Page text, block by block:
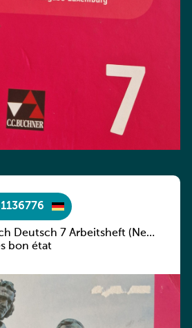
Deutsch 7 Arbeitsheft (Neue
bon état